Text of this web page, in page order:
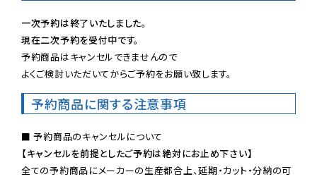
一次予約は終了いたしました。
現在二次予約を受付中です。
予約商品はキャンセルできませんので
よくご検討いただいてからご予約をお願い致します。
予約商品に関する注意事項
【キャンセルを前提としたご予約は絶対にお止め下さい】
全ての予約商品にメーカーの生産都合上、延期・カット・分納の可